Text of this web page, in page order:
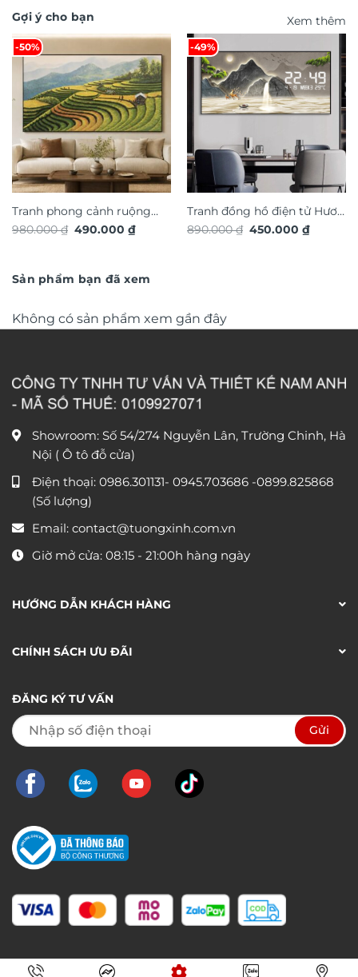
Gợi ý cho bạn Xem thêm
-50%
Tranh phong cảnh ruộng
bậc thang TG4919S
980.000₫ Giá
490.000₫Giá
-49%
Tranh đồng hồ điện tử Hươu
Tài Lộc TG4917S
890.000₫ Giá
450.000₫Giá
Sản phẩm bạn đã xem
Không có sản phẩm xem gần đây
Showroom: Số 54/274 Nguyễn Lân, Trường Chinh, Hà
Nội ( Ô tô đỗ cửa)
Điện thoại: 0986.301131- 0945.703686 -0899.825868
(Số lượng)
Email: contact@tuongxinh.com.vn
Giờ mở cửa: 08:15 - 21:00h hàng ngày
HƯỚNG DẪN KHÁCH HÀNG
CHÍNH SÁCH ƯU ĐÃI
ĐĂNG KÝ TƯ VẤN